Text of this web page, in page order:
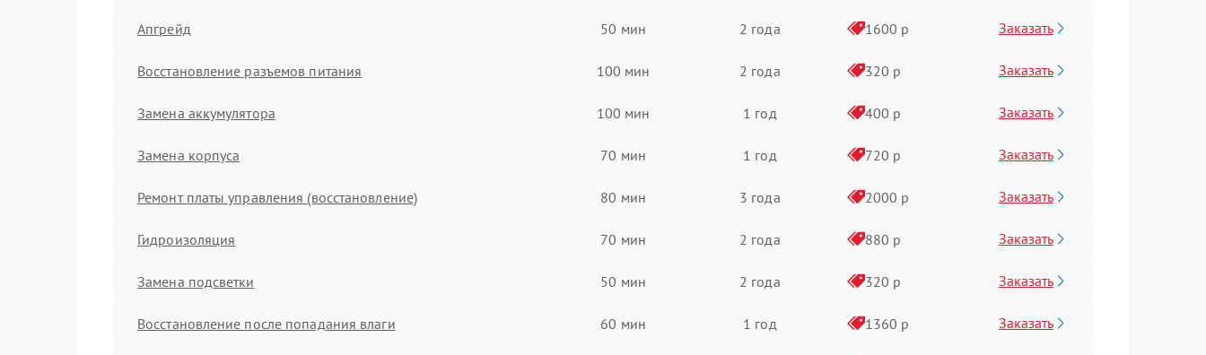
Апгрейд 50 мин 2 года 1600 р Заказать
Восстановление разъемов питания 100 мин 2 года 320 р Заказать
Замена аккумулятора 100 мин 1 год 400 р Заказать
Замена корпуса 70 мин 1 год 720 р Заказать
Ремонт платы управления (восстановление) 80 мин 3 года 2000 р Заказать
Гидроизоляция 70 мин 2 года 880 р Заказать
Замена подсветки 50 мин 2 года 320 р Заказать
Восстановление после попадания влаги 60 мин 1 год 1360 р Заказать